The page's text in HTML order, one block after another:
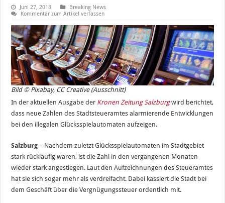
Juni 27, 2018
Breaking News
Kommentar zum Artikel verfassen
Bild © Pixabay, CC Creative (Ausschnitt)
In der aktuellen Ausgabe der Kronen Zeitung Salzburgwird berichtet,
dass neue Zahlen des Stadtsteueramtes alarmierende Entwicklungen
bei den illegalen Glücksspielautomaten aufzeigen.
Salzburg– Nachdem zuletzt Glücksspielautomaten im Stadtgebiet
stark rückläufig waren, ist die Zahl in den vergangenen Monaten
wieder stark angestiegen. Laut den Aufzeichnungen des Steueramtes
hat sie sich sogar mehr als verdreifacht. Dabei kassiert die Stadt bei
dem Geschäft über die Vergnügungssteuer ordentlich mit.